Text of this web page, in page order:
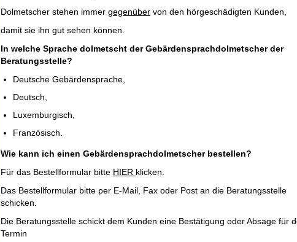
Dolmetscher stehen immer gegenüber von den hörgeschädigten Kunden,
damit sie ihn gut sehen können.
In welche Sprache dolmetscht der Gebärdensprachdolmetscher der
Beratungsstelle?
Deutsche Gebärdensprache,
Deutsch,
Luxemburgisch,
Französisch.
Wie kann ich einen Gebärdensprachdolmetscher bestellen?
Für das Bestellformular bitte HIER klicken.
Das Bestellformular bitte per E-Mail, Fax oder Post an die Beratungsstelle
schicken.
Die Beratungsstelle schickt dem Kunden eine Bestätigung oder Absage für
Termin